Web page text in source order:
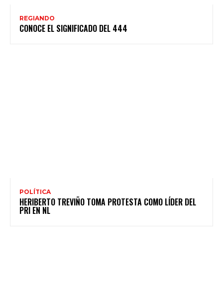
REGIANDO
CONOCE EL SIGNIFICADO DEL 444
POLÍTICA
HERIBERTO TREVIÑO TOMA PROTESTA COMO LÍDER DEL
PRI EN NL